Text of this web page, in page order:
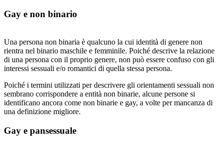
Gay e non binario
Una persona non binaria è qualcuno la cui identità di genere non
rientra nel binario maschile e femminile. Poiché descrive la relazione
di una persona con il proprio genere, non può essere confuso con gli
interessi sessuali e/o romantici di quella stessa persona.
Poiché i termini utilizzati per descrivere gli orientamenti sessuali non
sembrano corrispondere a entità non binarie, alcune persone si
identificano ancora come non binarie e gay, a volte per mancanza di
una definizione migliore.
Gay e pansessuale